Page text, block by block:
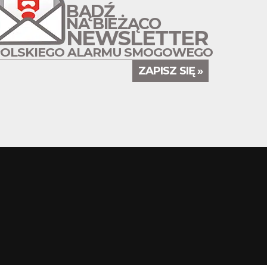
BĄDŹ
NA BIEŻĄCO
NEWSLETTER
ALARMU SMOGOWEGO
ZAPISZ SIĘ »